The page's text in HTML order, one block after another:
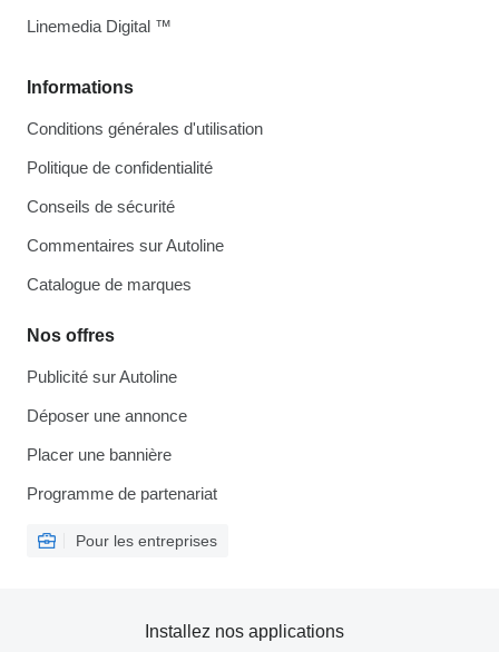
Informations
Conditions générales d'utilisation
Politique de confidentialité
Conseils de sécurité
Commentaires sur Autoline
Catalogue de marques
Nos offres
Publicité sur Autoline
Déposer une annonce
Placer une bannière
Programme de partenariat
Pour les entreprises
Linemedia Digital ™
Installez nos applications